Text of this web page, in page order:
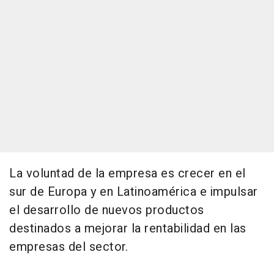
La voluntad de la empresa es crecer en el
sur de Europa y en Latinoamérica e impulsar
el desarrollo de nuevos productos
destinados a mejorar la rentabilidad en las
empresas del sector.